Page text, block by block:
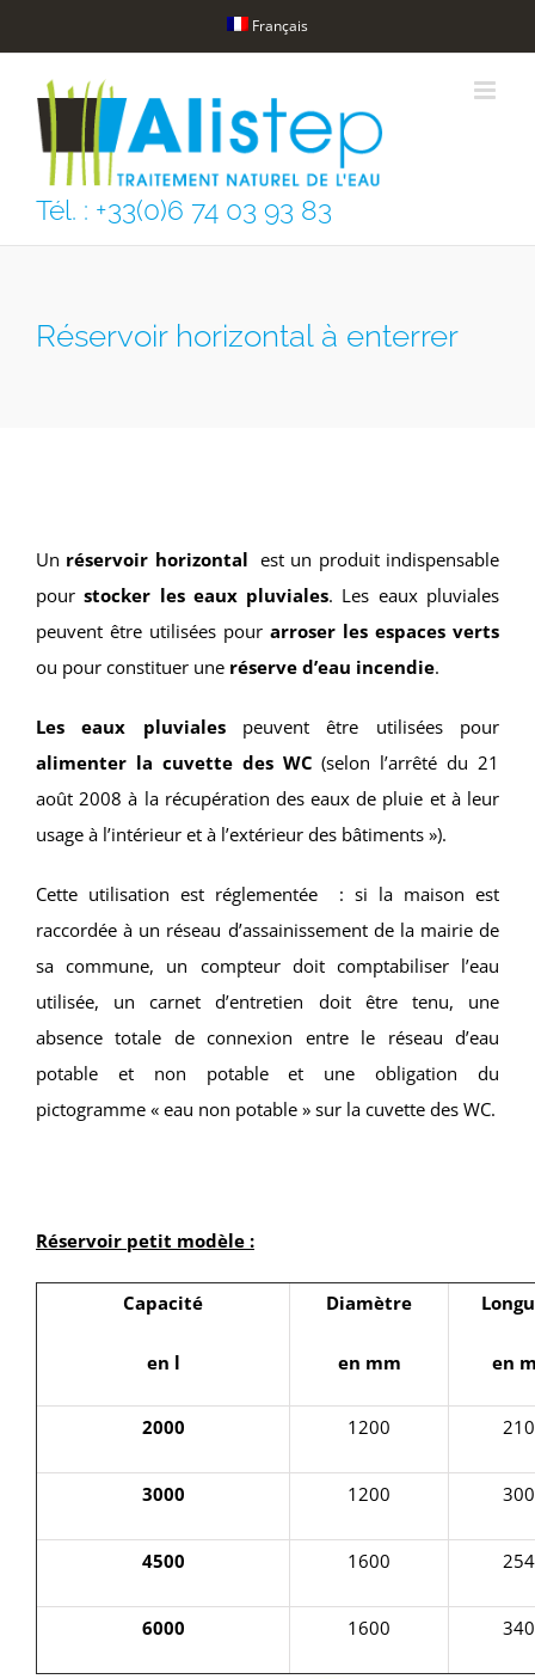
to
content
Français
Tél. : +33(0)6 74 03 93 83
Réservoir horizontal à enterrer
Un réservoir horizontal est un produit indispensable
pourstocker les eaux pluviales. Les eaux pluviales
peuvent être utilisées pour arroser les espaces verts
ou pour constituer une réserve d’eau incendie.
Les eaux pluvialespeuvent être utilisées pour
alimenter la cuvette des WC (selon l’arrêté du 21
août 2008 à la récupération des eaux de pluie et à leur
usage à l’intérieur et à l’extérieur des bâtiments »).
Cette utilisation est réglementée : si la maison est
raccordée à un réseau d’assainissement de la mairie de
sa commune, un compteur doit comptabiliser l’eau
utilisée, un carnet d’entretien doit être tenu, une
absence totale de connexion entre le réseau d’eau
potable et non potable et une obligation du
pictogramme « eau non potable » sur la cuvette des WC.
Réservoir petit modèle :
Capacité
en l
Diamètre
en mm en
2000 1200
3000 1200
4500 1600
6000 1600